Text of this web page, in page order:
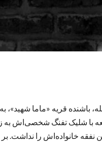
باشنده قریه «ماما شهید»،
با شلیک تفنگ شخصی‌اش به
نفقه خانواده‌اش را نداشت.